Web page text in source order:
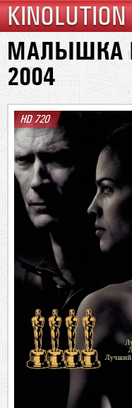
KINOLUTION
МАЛЫШКА
2004
HD 720